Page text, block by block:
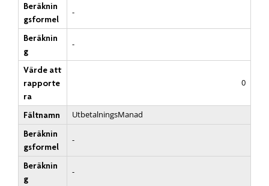
Beräknin
gsformel
-
Beräknin
g
-
Värde att
rapporte
ra
0
Fältnamn
UtbetalningsManad
Beräknin
gsformel
-
Beräknin
g
-